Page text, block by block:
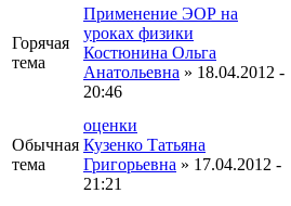
Горячая
тема
Применение ЭОР на
уроках физики
Костюнина Ольга
Анатольевна » 18.04.2012 -
20:46
Обычная
тема
оценки
Кузенко Татьяна
Григорьевна » 17.04.2012 -
21:21